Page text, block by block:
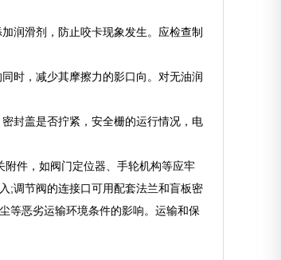
润滑剂，防止咬卡现象发生。应检查制
时，减少其摩擦力的影口向。对无油润
封盖是否拧紧，安全栅的运行情况，电
件，如阀门定位器、手轮机构等应牢
;调节阀的连接口可用配套法兰和盲板密
等恶劣运输环境条件的影响。运输和保